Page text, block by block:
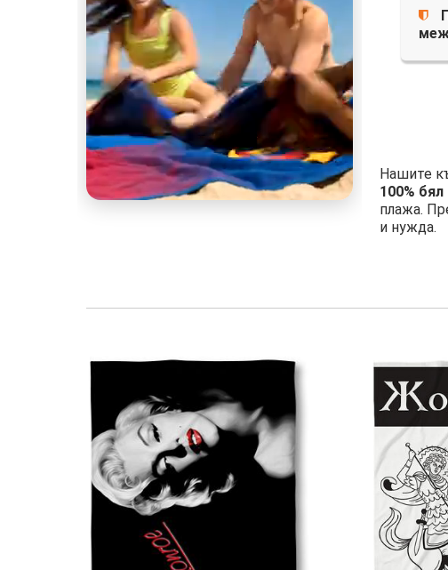
Нашите
100%
плажа.
и нужда.